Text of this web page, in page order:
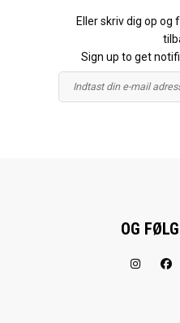
Eller skriv dig op og
Sign up to get
OG